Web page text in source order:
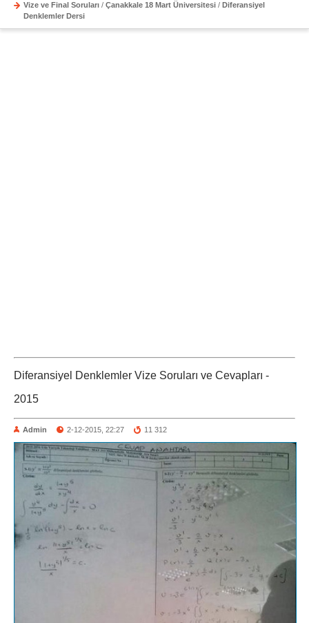
Vize ve Final Soruları / Çanakkale 18 Mart Üniversitesi / Diferansiyel
Denklemler Dersi
Diferansiyel Denklemler Vize Soruları ve Cevapları -
2015
Admin 2-12-2015, 22:27 11 312